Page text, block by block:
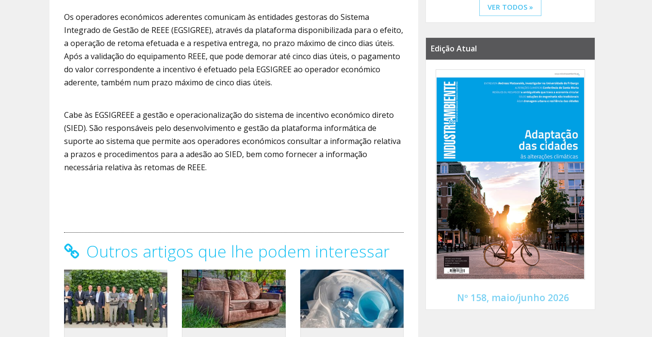
Os operadores económicos aderentes comunicam às entidades gestoras do Sistema
Integrado de Gestão de REEE (EGSIGREE), através da plataforma disponibilizada para o efeito,
a operação de retoma efetuada e a respetiva entrega, no prazo máximo de cinco dias úteis.
Após a validação do equipamento REEE, que pode demorar até cinco dias úteis, o pagamento
do valor correspondente a incentivo é efetuado pela EGSIGREE ao operador económico
aderente, também num prazo máximo de cinco dias úteis.
Cabe às EGSIGREEE a gestão e operacionalização do sistema de incentivo económico direto
(SIED). São responsáveis pelo desenvolvimento e gestão da plataforma informática de
suporte ao sistema que permite aos operadores económicos consultar a informação relativa
a prazos e procedimentos para a adesão ao SIED, bem como fornecer a informação
necessária relativa às retomas de REEE.
Outros artigos que lhe podem interessar
VER TODOS »
Edição Atual
Nº 158, maio/junho 2026